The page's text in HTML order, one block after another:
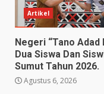
Artikel
Negeri “Tano
Dua Siswa Dan
Sumut Tahun 2026.
Agustus 6, 2026